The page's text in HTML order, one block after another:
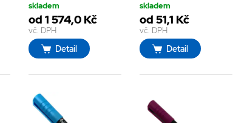
skladem
od 1 574,0 Kč
vč. DPH
Detail
skladem
od 51,1 Kč
vč. DPH
Detail